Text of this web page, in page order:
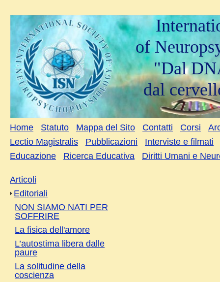
of
"Dal
dal
Home Statuto Mappa del Sito Contatti Corsi
Lectio Magistralis
Pubblicazioni
Interviste e filmati
Educazione
Ricerca Educativa Diritti Umani e
Articoli
Editoriali
NON SIAMO NATI PER
SOFFRIRE
La fisica dell'amore
L’autostima libera dalle
paure
La solitudine della
coscienza